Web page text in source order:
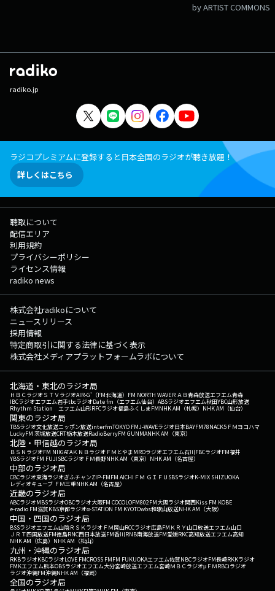
by ARTIST COMMONS
radiko.jp
ラジコプレミアムに登録すると日本全国のラジオが聴き放題！
詳しくはこちら
聴取について
配信エリア
利用規約
プライバシーポリシー
ライセンス情報
radiko news
株式会社radikoについて
ニュースリリース
採用情報
特定商取引に関する法律に基づく表示
株式会社メディアプラットフォームラボについて
北海道・東北のラジオ局
ＨＢＣラジオＳＴＶラジオAIR-G'（FM北海道） FM NORTH WAVEＲＡＢ青森放送エフエム青森
IBCラジオエフエム岩手tbcラジオDate fm（エフエム仙台） ABSラジオエフエム秋田YBC山形放送
Rhythm Station エフエム山形RFCラジオ福島ふくしまFMNHK AM（札幌） NHK AM（仙台）
関東のラジオ局
TBSラジオ文化放送ニッポン放送interfmTOKYO FMJ-WAVEラジオ日本BAYFM78NACK5 ＦＭヨコハマ
LuckyFM 茨城放送CRT栃木放送RadioBerryFM GUNMANHK AM（東京）
北陸・甲信越のラジオ局
ＢＳＮラジオFM NIIGATAＫＮＢラジオ ＦＭとやまMROラジオエフエム石川FBCラジオFM福井
YBSラジオFM FUJISBCラジオ ＦＭ長野NHK AM（東京） NHK AM（名古屋）
中部のラジオ局
CBCラジオ東海ラジオぎふチャンZIP-FMFM AICHI ＦＭ ＧＩＦＵ SBSラジオK-MIX SHIZUOKA
レディオキューブ ＦＭ三重NHK AM（名古屋）
近畿のラジオ局
ABCラジオMBSラジオOBCラジオ大阪FM COCOLOFM802FM大阪ラジオ関西Kiss FM KOBE
e-radio FM滋賀KBS京都ラジオα-STATION FM KYOTOwbs和歌山放送NHK AM（大阪）
中国・四国のラジオ局
BSSラジオエフエム山陰ＲＳＫラジオ ＦＭ岡山RCCラジオ広島FM ＫＲＹ山口放送エフエム山口
ＪＲＴ四国放送FM徳島RNC西日本放送FM香川RNB南海放送FM愛媛RKC高知放送エフエム高知
NHK AM（広島） NHK AM（松山）
九州・沖縄のラジオ局
RKBラジオKBCラジオLOVE FMCROSS FMFM FUKUOKAエフエム佐賀NBCラジオFM長崎RKKラジオ
FMKエフエム熊本OBSラジオエフエム大分宮崎放送エフエム宮崎ＭＢＣラジオμＦＭRBCiラジオ
ラジオ沖縄FM沖縄NHK AM（福岡）
全国のラジオ局